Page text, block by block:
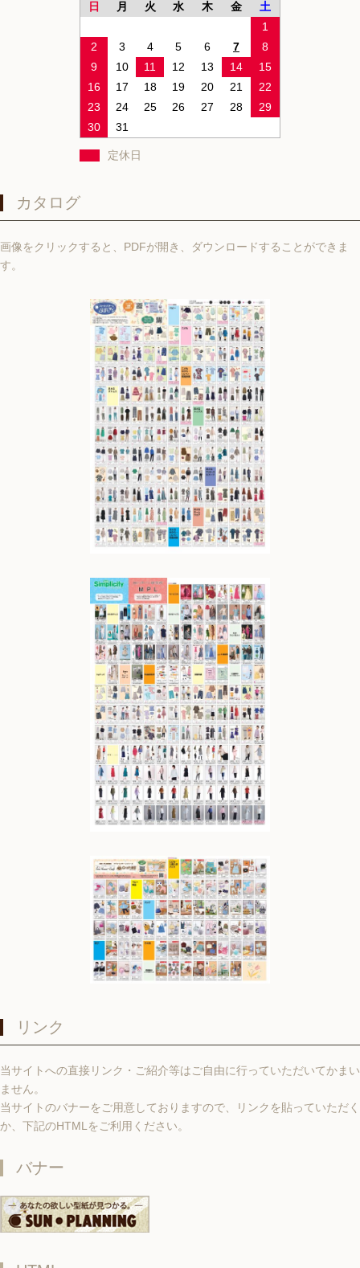
日
月 火 水 木 金
土
1
2
3 4 5 6 7
8
9
10 11 12 13 14
15
16
17 18 19 20 21
22
23
24 25 26 27 28
29
30
31
定休日
カタログ
画像をクリックすると、PDFが開き、ダウンロードすることができま
す。
リンク
当サイトへの直接リンク・ご紹介等はご自由に行っていただいてかまい
ません。
当サイトのバナーをご用意しておりますので、リンクを貼っていただく
か、下記のHTMLをご利用ください。
バナー